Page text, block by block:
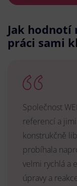
Jak hodnotí
práci sami
Společnost
referencí a
konstrukčně
probíhala
velmi rychlá a
úpravy a